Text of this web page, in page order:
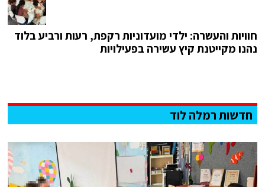
חוויות והעשרה: ילדי מועדוניות רקפת, רעות ורביע בלוד
נהנו מקייטנת קיץ עשירה בפעילויות
חדשות רמלה לוד